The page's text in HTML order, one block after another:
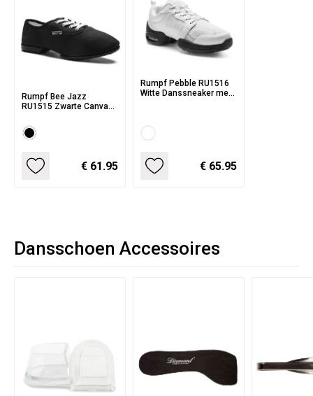
Rumpf Bee Jazz
RU1515 Zwarte Canvas
Splitzool
€ 61.95
Rumpf Pebble RU1516
Witte Danssneaker met
€ 65.95
Dansschoen Accessoires